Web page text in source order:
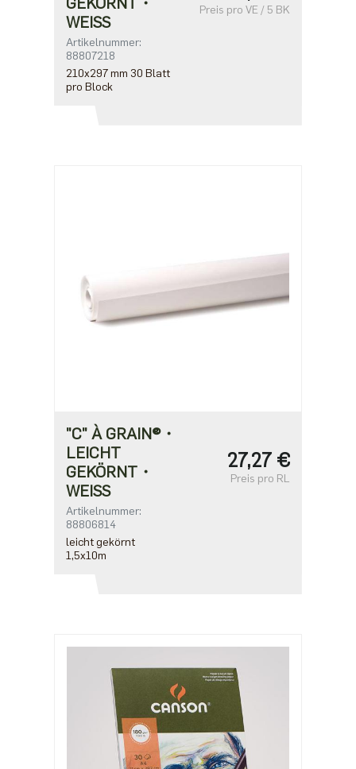
WEISS
Artikelnummer:
88807218
210x297 mm 30 Blatt
pro Block
Preis pro VE / 5 BK
"C" À GRAIN®・
LEICHT
GEKÖRNT・
WEISS
Artikelnummer:
88806814
leicht gekörnt
1,5x10m
27,27 €
Preis pro RL